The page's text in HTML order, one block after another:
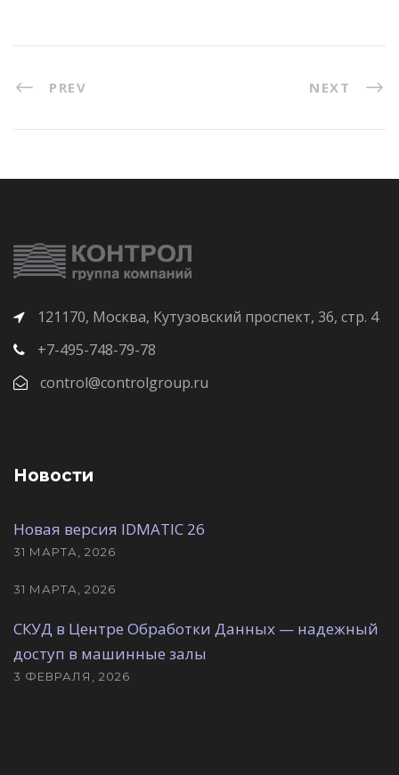
PREV NEXT
121170, Москва, Кутузовский проспект, 36, стр. 4
+7-495-748-79-78
control@controlgroup.ru
Новости
Новая версия IDMATIC 26
31 МАРТА, 2026
31 МАРТА, 2026
СКУД в Центре Обработки Данных — надежный
доступ в машинные залы
3 ФЕВРАЛЯ, 2026